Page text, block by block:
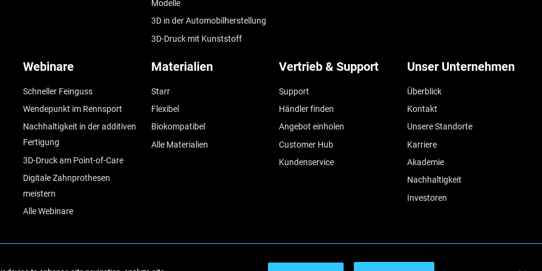
Modelle
3D in der Automobilherstellung
3D-Druck mit Kunststoff
Webinare
Schneller Feinguss
Wendepunkt im Rennsport
Nachhaltigkeit in der additiven
Fertigung
3D-Druck am Point-of-Care
Digitale Zahnprothesen
meistern
Alle Webinare
Materialien
Starr
Flexibel
Biokompatibel
Alle Materialien
Vertrieb & Support
Support
Händler finden
Angebot einholen
Customer Hub
Kundenservice
Unser Unternehmen
Überblick
Kontakt
Unsere Standorte
Karriere
Akademie
Nachhaltigkeit
Investoren